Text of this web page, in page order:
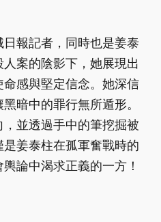
報記者，同時也是姜泰
案的陰影下，她展現出
感與堅定信念。她深信
暗中的罪行無所遁形。
並透過手中的筆挖掘被
姜泰柱在孤軍奮戰時的
論中渴求正義的一方！